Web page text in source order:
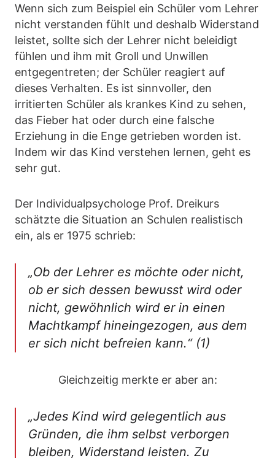
Wenn sich zum Beispiel ein Schüler vom Lehrer
nicht verstanden fühlt und deshalb Widerstand
leistet, sollte sich der Lehrer nicht beleidigt
fühlen und ihm mit Groll und Unwillen
entgegentreten; der Schüler reagiert auf
dieses Verhalten. Es ist sinnvoller, den
irritierten Schüler als krankes Kind zu sehen,
das Fieber hat oder durch eine falsche
Erziehung in die Enge getrieben worden ist.
Indem wir das Kind verstehen lernen, geht es
sehr gut.
Der Individualpsychologe Prof. Dreikurs
schätzte die Situation an Schulen realistisch
ein, als er 1975 schrieb:
„Ob der Lehrer es möchte oder nicht,
ob er sich dessen bewusst wird oder
nicht, gewöhnlich wird er in einen
Machtkampf hineingezogen, aus dem
er sich nicht befreien kann.“ (1)
Gleichzeitig merkte er aber an:
„Jedes Kind wird gelegentlich aus
Gründen, die ihm selbst verborgen
bleiben, Widerstand leisten. Zu